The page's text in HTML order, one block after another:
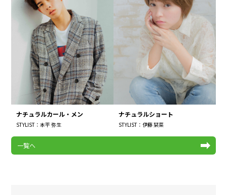
一覧へ
ナチュラルカール・メン
STYLIST：本平 弥生
ナチュラルショート
STYLIST：伊藤 栞菜